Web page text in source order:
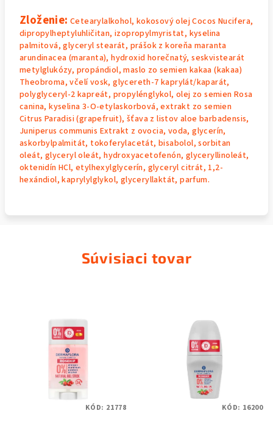
Zloženie: Cetearylalkohol, kokosový olej Cocos Nucifera,
dipropylheptyluhličitan, izopropylmyristat, kyselina
palmitová, glyceryl stearát, prášok z koreňa maranta
arundinacea (maranta), hydroxid horečnatý, seskvistearát
metylglukózy, propándiol, maslo zo semien kakaa (kakaa)
Theobroma, včelí vosk, glycereth-7 kaprylát/kaparát,
polyglyceryl-2 kapreát, propylénglykol, olej zo semien Rosa
canina, kyselina 3-O-etylaskorbová, extrakt zo semien
Citrus Paradisi (grapefruit), šťava z listov aloe barbadensis,
Juniperus communis Extrakt z ovocia, voda, glycerín,
askorbylpalmitát, tokoferylacetát, bisabolol, sorbitan
oleát, glyceryl oleát, hydroxyacetofenón, glyceryllinoleát,
oktenidín HCl, etylhexylglycerín, glyceryl citrát, 1,2-
hexándiol, kaprylylglykol, glyceryllaktát, parfum.
Súvisiaci tovar
KÓD: 21778 KÓD: 16200